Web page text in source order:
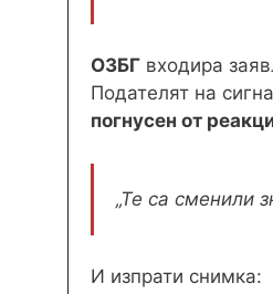
ОЗБГ входира
Подателят на
погнусен от
„Те са сменили
И изпрати снимка: